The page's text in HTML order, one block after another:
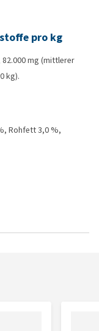
pro kg
mg (mittlerer
kg).
Rohfett 3,0 %,